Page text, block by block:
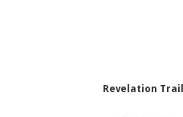
Revelation Trail